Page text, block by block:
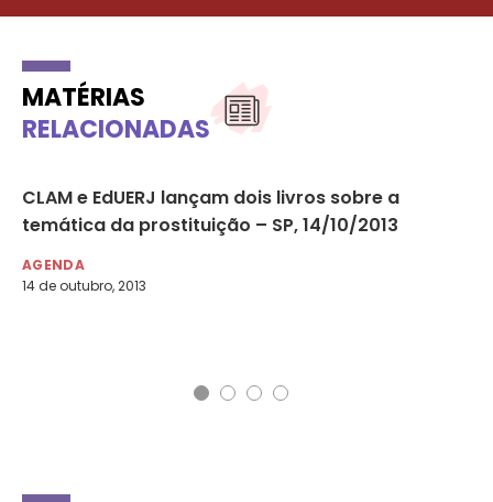
MATÉRIAS
RELACIONADAS
CLAM e EdUERJ lançam dois livros sobre a
temática da prostituição – SP, 14/10/2013
AGENDA
14 de outubro, 2013